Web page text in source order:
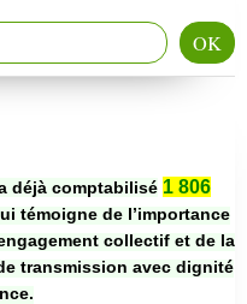
déjà comptabilisé 1 806
témoigne de l’importance
collectif et de la
transmission avec dignité